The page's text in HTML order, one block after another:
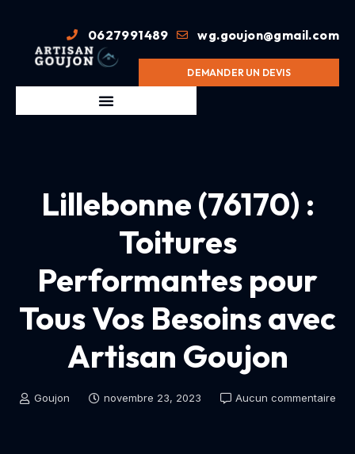
0627991489 wg.goujon@gmail.com
DEMANDER UN DEVIS
Lillebonne (76170) :
Toitures
Performantes pour
Tous Vos Besoins avec
Artisan Goujon
Goujon novembre 23, 2023 Aucun commentaire